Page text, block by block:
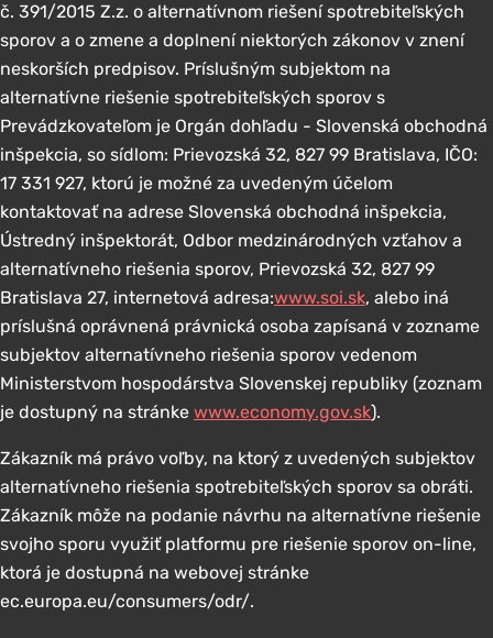
č. 391/2015 Z.z. o alternatívnom riešení spotrebiteľských
sporov a o zmene a doplnení niektorých zákonov v znení
neskorších predpisov. Príslušným subjektom na
alternatívne riešenie spotrebiteľských sporov s
Prevádzkovateľom je Orgán dohľadu - Slovenská obchodná
inšpekcia, so sídlom: Prievozská 32, 827 99 Bratislava, IČO:
17 331 927, ktorú je možné za uvedeným účelom
kontaktovať na adrese Slovenská obchodná inšpekcia,
Ústredný inšpektorát, Odbor medzinárodných vzťahov a
alternatívneho riešenia sporov, Prievozská 32, 827 99
Bratislava 27, internetová adresa:www.soi.sk, alebo iná
príslušná oprávnená právnická osoba zapísaná v zozname
subjektov alternatívneho riešenia sporov vedenom
Ministerstvom hospodárstva Slovenskej republiky (zoznam
je dostupný na stránke www.economy.gov.sk).
Zákazník má právo voľby, na ktorý z uvedených subjektov
alternatívneho riešenia spotrebiteľských sporov sa obráti.
Zákazník môže na podanie návrhu na alternatívne riešenie
svojho sporu využiť platformu pre riešenie sporov on-line,
ktorá je dostupná na webovej stránke
ec.europa.eu/consumers/odr/.